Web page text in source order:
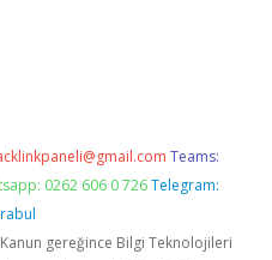
Teams:
0262 606 0 726 Telegram:
Kanun gereğince Bilgi Teknolojileri